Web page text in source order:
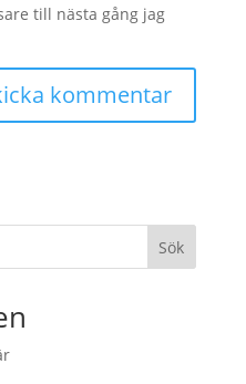
till nästa gång jag
Sök